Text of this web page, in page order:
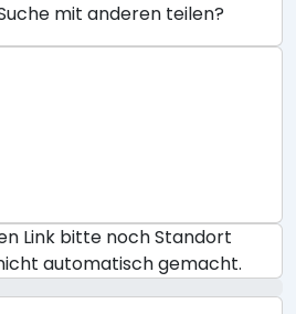
mit anderen teilen?
Link bitte noch Standort
automatisch gemacht.